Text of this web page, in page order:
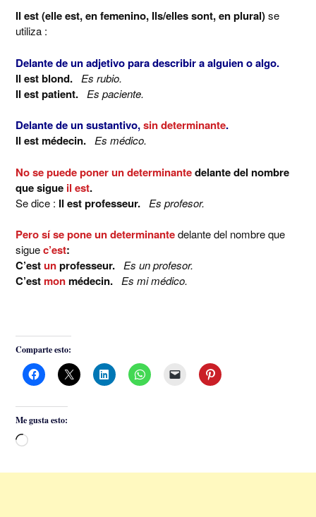
Il est (elle est, en femenino, Ils/elles sont, en plural)se
utiliza :
Delante de un adjetivo para describir a alguien o algo.
Il est blond. Es rubio.
Il est patient. Es paciente.
Delante de un sustantivo,sin determinante.
Il est médecin. Es médico.
No se puede poner un determinantedelante del nombre
que sigue il est.
Se dice : Il est professeur. Es profesor.
Pero sí se pone un determinantedelante del nombre que
siguec’est:
C’estunprofesseur. Es un profesor.
C’estmonmédecin. Es mi médico.
Comparte esto:
Me gusta esto:
Cargando...